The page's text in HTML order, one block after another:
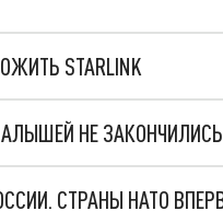
STARLINK
НЕ ЗАКОНЧИЛИСЬ